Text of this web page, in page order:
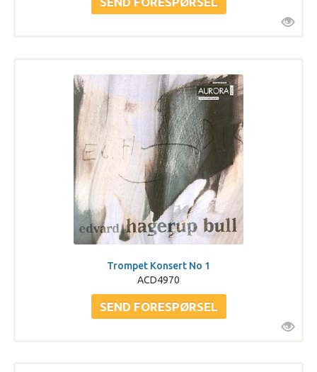
Trompet Konsert No 1
ACD4970